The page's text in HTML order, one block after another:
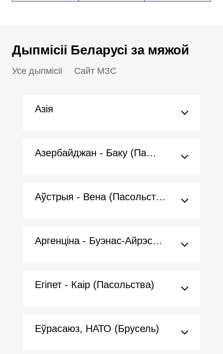
Дыпмісіі Беларусі за мяжой
Усе дыпмісіі Сайт МЗС
Азія
Азербайджан - Баку (Пасольства)
Аўстрыя - Вена (Пасольства)
Аргенціна - Буэнас-Айрэс (Пасольства)
Егіпет - Каір (Пасольства)
Еўрасаюз, НАТО (Брусель)